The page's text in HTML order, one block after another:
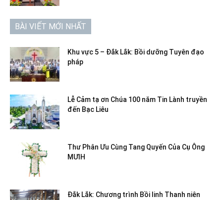
BÀI VIẾT MỚI NHẤT
Khu vực 5 – Đắk Lắk: Bồi dưỡng Tuyên đạo
pháp
Lễ Cảm tạ ơn Chúa 100 năm Tin Lành truyền
đến Bạc Liêu
Thư Phân Ưu Cùng Tang Quyến Của Cụ Ông
MƯIH
Đắk Lắk: Chương trình Bồi linh Thanh niên